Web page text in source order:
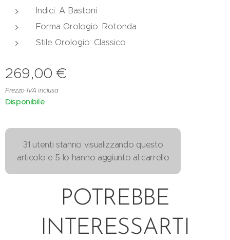
Indici: A Bastoni
Forma Orologio: Rotonda
Stile Orologio: Classico
269,00 €
Prezzo IVA inclusa
Disponibile
31 utenti stanno visualizzando questo
articolo e 5 lo hanno aggiunto al carrello
POTREBBE
INTERESSARTI